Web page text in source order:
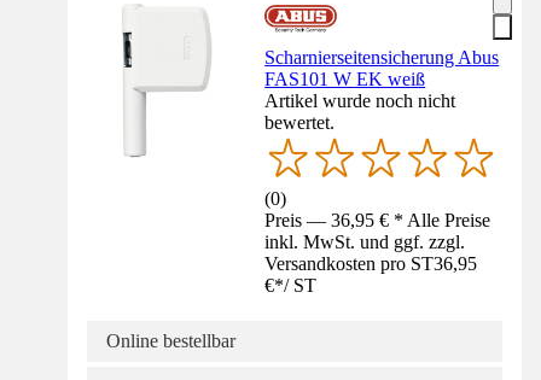
Scharnierseitensicherung Abus
FAS101 W EK weiß
Artikel wurde noch nicht
bewertet.
(0)
Preis — 36,95 € * Alle Preise
inkl. MwSt. und ggf. zzgl.
Versandkosten pro ST36,95
€*/ ST
Online bestellbar